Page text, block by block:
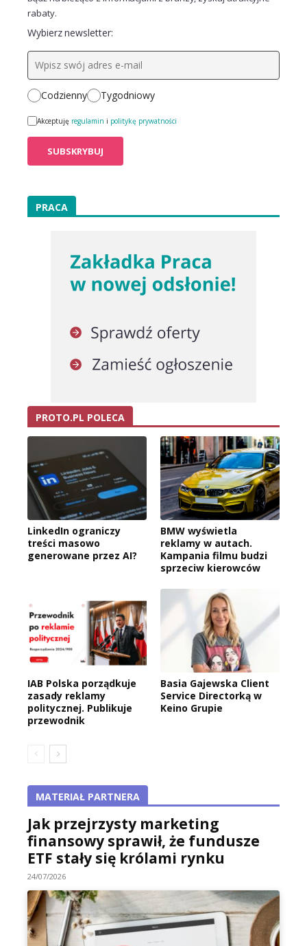
rabaty.
Wybierz newsletter:
Codzienny Tygodniowy
Akceptuję regulamin i politykę prywatności
PRACA
PROTO.PL POLECA
LinkedIn ograniczy
treści masowo
generowane przez AI?
BMW wyświetla
reklamy w autach.
Kampania filmu budzi
sprzeciw kierowców
IAB Polska porządkuje
zasady reklamy
politycznej. Publikuje
przewodnik
Basia Gajewska Client
Service Directorką w
Keino Grupie
MATERIAŁ PARTNERA
Jak przejrzysty marketing
finansowy sprawił, że fundusze
ETF stały się królami rynku
24/07/2026